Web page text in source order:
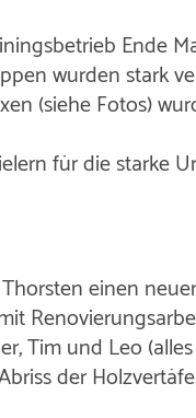
Ende
wurden stark
(siehe Fotos)
für die starke
einen
Tim und Leo
der